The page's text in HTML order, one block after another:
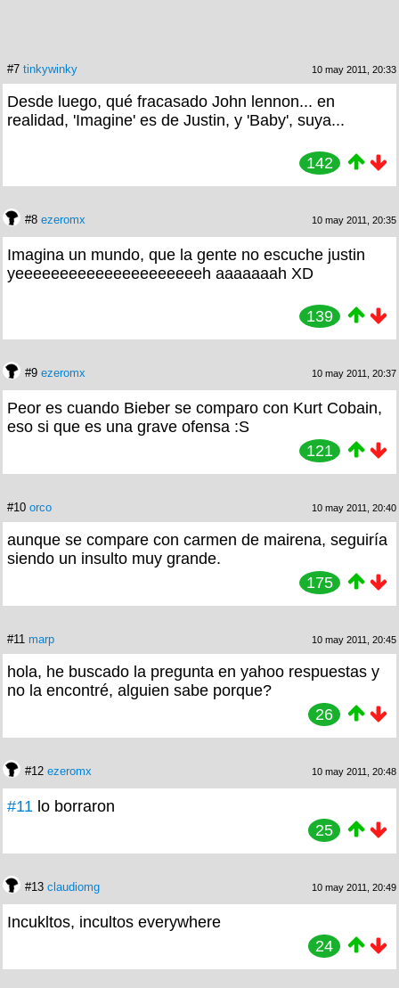
#7 tinkywinky 10 may 2011, 20:33
Desde luego, qué fracasado John lennon... en
realidad, 'Imagine' es de Justin, y 'Baby', suya...
142
#8 ezeromx 10 may 2011, 20:35
Imagina un mundo, que la gente no escuche justin
yeeeeeeeeeeeeeeeeeeeeeh aaaaaaah XD
139
#9 ezeromx 10 may 2011, 20:37
Peor es cuando Bieber se comparo con Kurt Cobain,
eso si que es una grave ofensa :S
121
#10 orco 10 may 2011, 20:40
aunque se compare con carmen de mairena, seguiría
siendo un insulto muy grande.
175
#11 marp 10 may 2011, 20:45
hola, he buscado la pregunta en yahoo respuestas y
no la encontré, alguien sabe porque?
26
#12 ezeromx 10 may 2011, 20:48
#11 lo borraron
25
#13 claudiomg 10 may 2011, 20:49
Incukltos, incultos everywhere
24